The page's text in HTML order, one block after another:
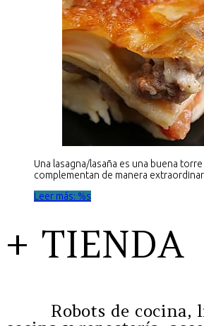
Una lasagna/lasaña es una buena
complementan de manera
Leer más: %s
+ TIENDA
Robots de cocina,